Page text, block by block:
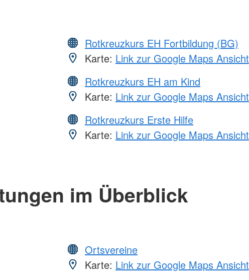
Rotkreuzkurs EH Fortbildung (BG)
Karte: Link zur Google Maps Ansicht
Rotkreuzkurs EH am Kind
Karte: Link zur Google Maps Ansicht
Rotkreuzkurs Erste Hilfe
Karte: Link zur Google Maps Ansicht
im Überblick
Ortsvereine
Karte: Link zur Google Maps Ansicht